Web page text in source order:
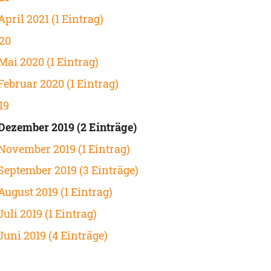
2021 (1 Eintrag)
2020 (1 Eintrag)
2020 (1 Eintrag)
2019 (2 Einträge)
2019 (1 Eintrag)
2019 (3 Einträge)
2019 (1 Eintrag)
2019 (1 Eintrag)
2019 (4 Einträge)